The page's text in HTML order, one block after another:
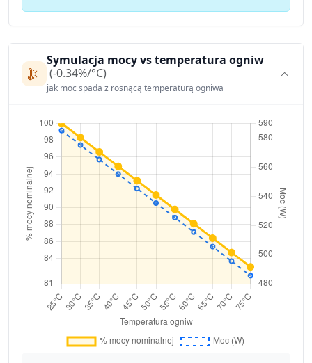
Symulacja mocy vs temperatura ogniw
(-0.34%/°C)
jak moc spada z rosnącą temperaturą ogniwa